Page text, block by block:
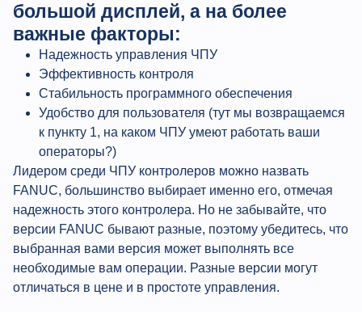
большой дисплей, а на более
важные факторы:
Надежность управления ЧПУ
Эффективность контроля
Стабильность программного обеспечения
Удобство для пользователя (тут мы возвращаемся
к пункту 1, на каком ЧПУ умеют работать ваши
операторы?)
Лидером среди ЧПУ контролеров можно назвать
FANUC, большинство выбирает именно его, отмечая
надежность этого контролера. Но не забывайте, что
версии FANUC бывают разные, поэтому убедитесь, что
выбранная вами версия может выполнять все
необходимые вам операции. Разные версии могут
отличаться в цене и в простоте управления.